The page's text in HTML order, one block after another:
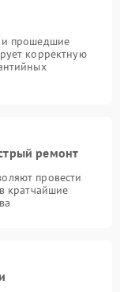
и прошедшие
корректную
ремонт
провести
кратчайшие